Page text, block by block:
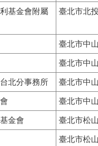
基金會附屬
臺北市北
臺北市中
臺北市中
北分事務所 臺北市中
臺北市中
金會 臺北市松
臺北市松